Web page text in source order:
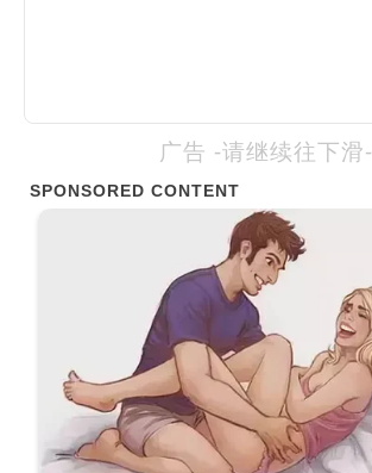
广告 -请继续往下滑-